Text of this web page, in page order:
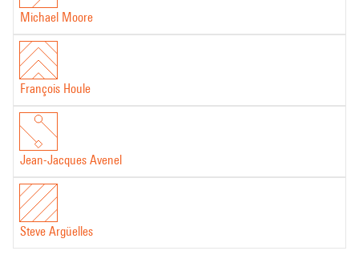
Michael Moore
François Houle
Jean-Jacques Avenel
Steve Argüelles